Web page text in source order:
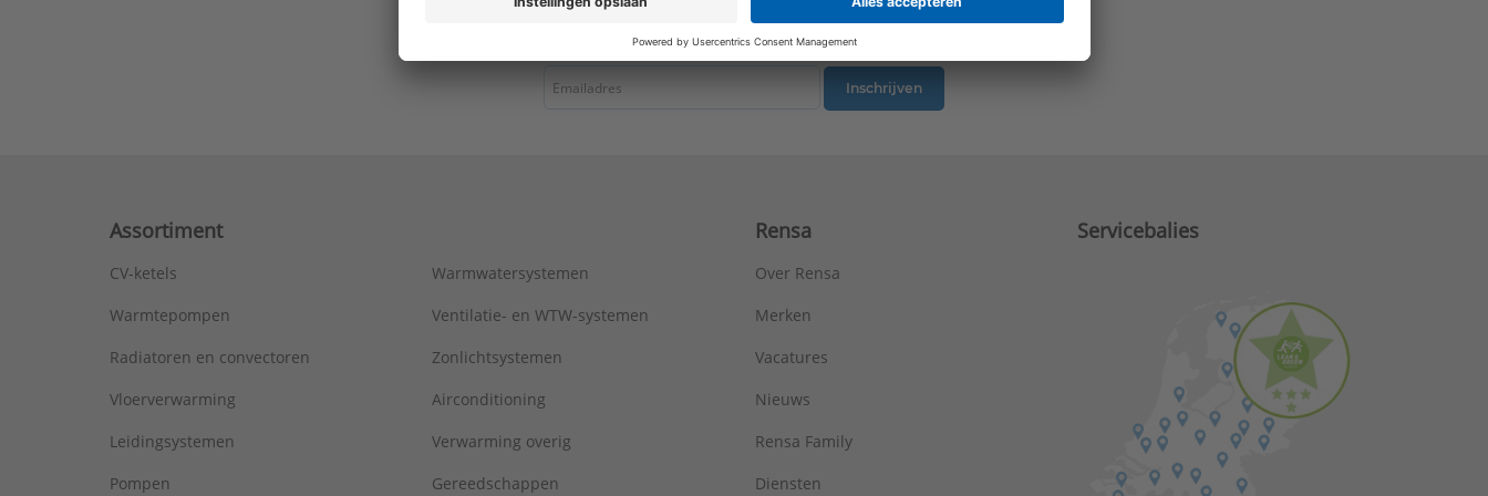
Warmteafgifte EN 442 20°C - 75/65:
Metro R=0,96
Serie: AluMaxx
Inschrijven
Assortiment
CV-ketels
Warmtepompen
Radiatoren en convectoren
Vloerverwarming
Leidingsystemen
Pompen
Warmwatersystemen
Ventilatie- en WTW-systemen
Zonlichtsystemen
Airconditioning
Verwarming overig
Gereedschappen
Rensa
Over Rensa
Merken
Vacatures
Nieuws
Rensa Family
Diensten
Servicebalies